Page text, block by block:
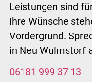
Leistungen sind
Ihre Wünsche
Vordergrund.
in Neu Wulmstorf
06181 999 37 13